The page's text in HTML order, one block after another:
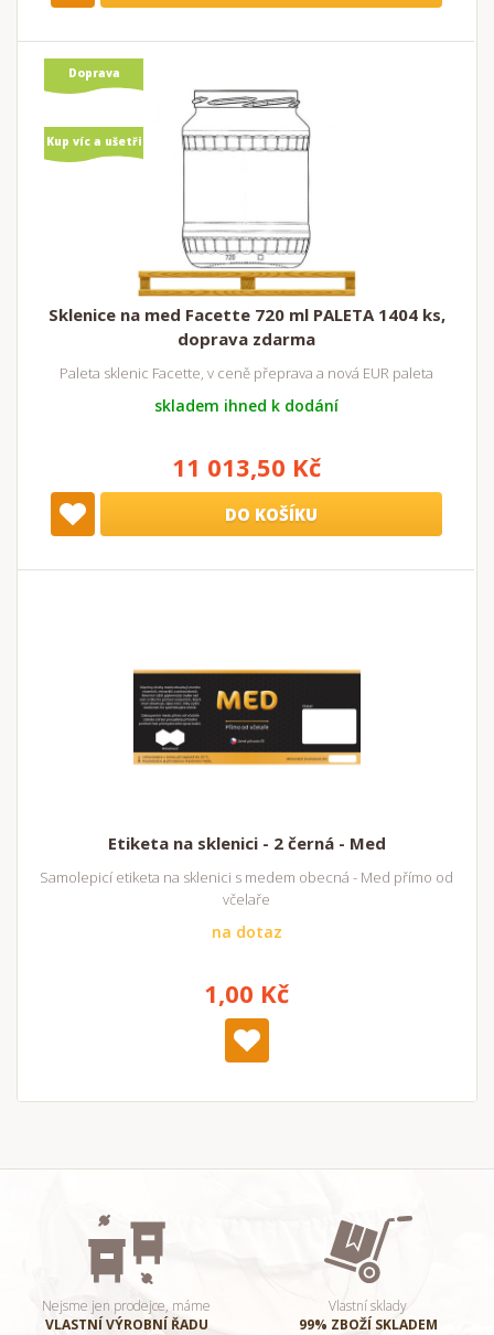
Doprava
Kup víc a ušetři
Sklenice na med Facette 720 ml PALETA 1404 ks,
doprava zdarma
Paleta sklenic Facette, v ceně přeprava a nová EUR paleta
skladem ihned k dodání
11 013,50 Kč
DO KOŠÍKU
Etiketa na sklenici - 2 černá - Med
Samolepicí etiketa na sklenici s medem obecná - Med přímo od
včelaře
na dotaz
1,00 Kč
Nejsme jen prodejce, máme
VLASTNÍ VÝROBNÍ ŘADU
Vlastní sklady
99% ZBOŽÍ SKLADEM